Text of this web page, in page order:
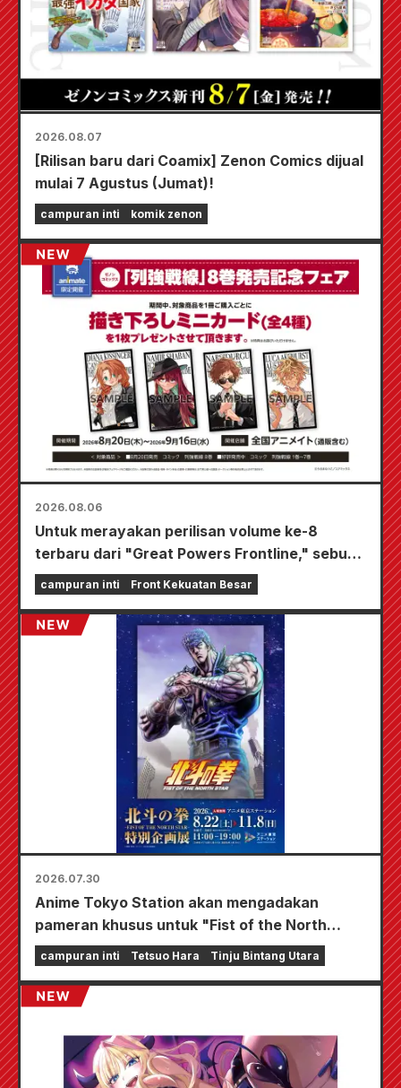
2026.08.07
[Rilisan baru dari Coamix] Zenon Comics dijual
mulai 7 Agustus (Jumat)!
campuran inti komik zenon
2026.08.06
Untuk merayakan perilisan volume ke-8
terbaru dari "Great Powers Frontline," sebuah
acara terbatas akan diadakan di toko-toko
Animate di seluruh negeri mulai 20 Agustus, di
mana Anda bisa mendapatkan kartu mini yang
digambar khusus (total 4 jenis)!
campuran inti Front Kekuatan Besar
2026.07.30
Anime Tokyo Station akan mengadakan
pameran khusus untuk "Fist of the North
Star"!!
campuran inti Tetsuo Hara Tinju Bintang Utara